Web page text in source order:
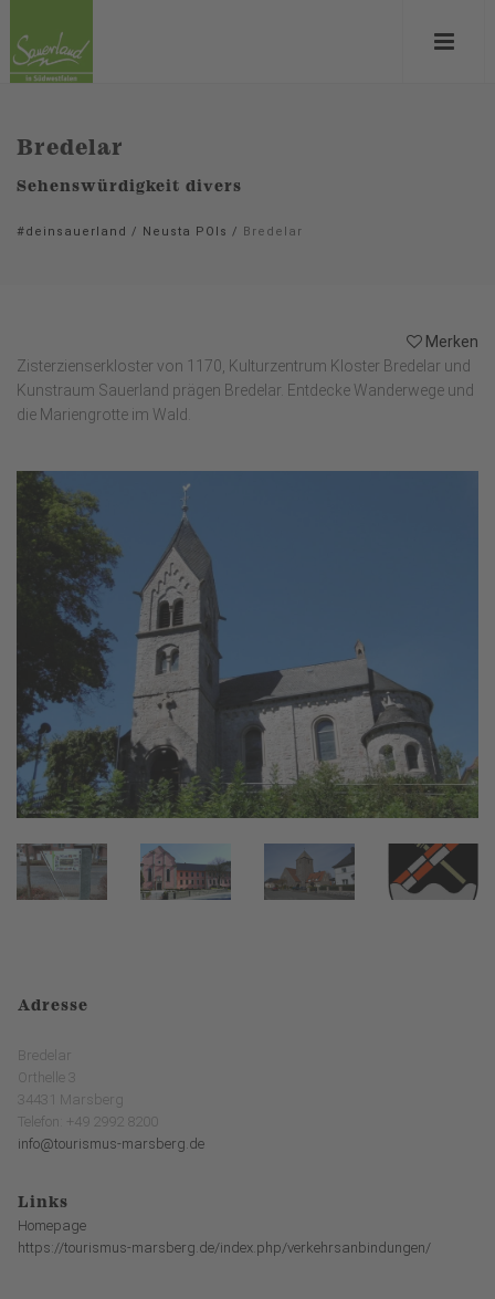
Bredelar
Sehenswürdigkeit divers
#deinsauerland / Neusta POIs / Bredelar
Merken
Zisterzienserkloster von 1170, Kulturzentrum Kloster Bredelar und
Kunstraum Sauerland prägen Bredelar. Entdecke Wanderwege und
die Mariengrotte im Wald.
Adresse
Bredelar
Orthelle 3
34431 Marsberg
Telefon: +49 2992 8200
info@tourismus-marsberg.de
Links
Homepage
https://tourismus-marsberg.de/index.php/verkehrsanbindungen/